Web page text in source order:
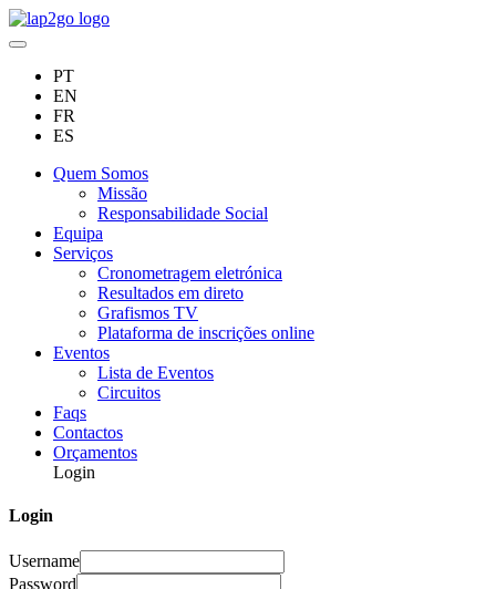
PT
EN
FR
ES
Quem Somos
Missão
Responsabilidade Social
Equipa
Serviços
Cronometragem eletrónica
Resultados em direto
Grafismos TV
Plataforma de inscrições online
Eventos
Lista de Eventos
Circuitos
Faqs
Contactos
Orçamentos
Login
Login
Username
Password